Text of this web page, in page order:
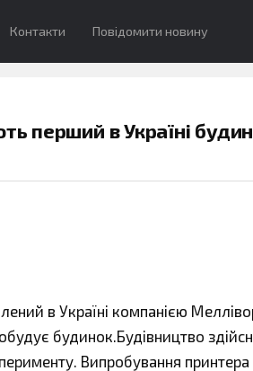
Контакти Повідомити новину
перший в Україні
в Україні компанією
будинок.Будівництво
Випробування принтера